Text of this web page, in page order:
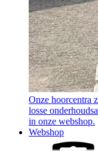
Onze hoorcentra
losse
in onze webshop.
Webshop